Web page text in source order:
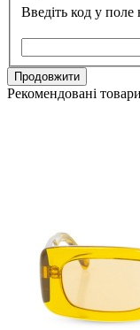
Введіть код у
Продовжити
Рекомендовані товари